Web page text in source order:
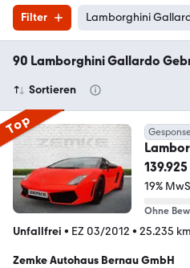
Filter Lamborghini
90 Lamborghini Gallardo
Sortieren
Top
19%
Ohne
Unfallfrei • EZ 03/2012 • 25.235 km
Zemke Autohaus Bernau GmbH